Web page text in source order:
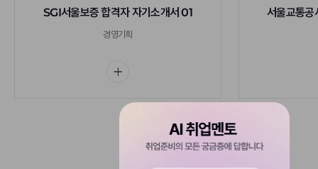
SGI서울보증 합격자 자기소개서 01
경영기획
서울교통공